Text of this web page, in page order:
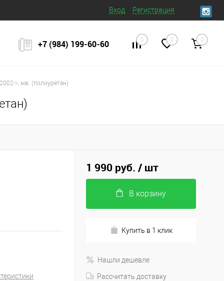
Вход Регистрация
+7 (984) 199‒60‒60 0 0 0
>, мв. (полиуретан)
1 990 руб. / шт
В корзину
Купить в 1 клик
Нашли дешевле
Рассчитать доставку